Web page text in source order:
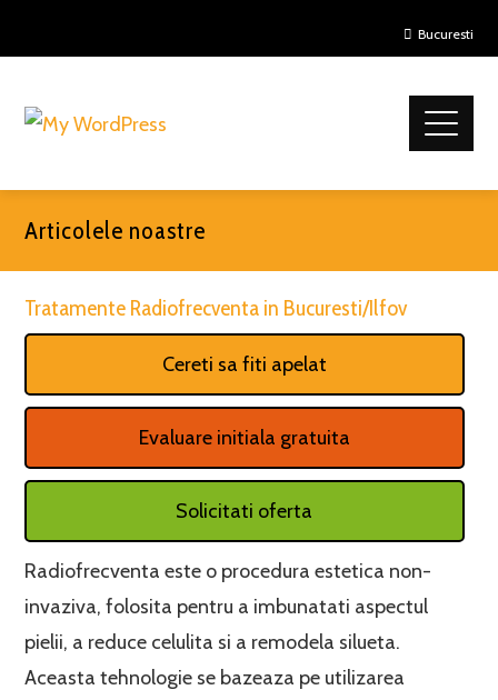
Bucuresti
Articolele noastre
Tratamente Radiofrecventa in Bucuresti/Ilfov
Cereti sa fiti apelat
Evaluare initiala gratuita
Solicitati oferta
Radiofrecventa este o procedura estetica non-
invaziva, folosita pentru a imbunatati aspectul
pielii, a reduce celulita si a remodela silueta.
Aceasta tehnologie se bazeaza pe utilizarea